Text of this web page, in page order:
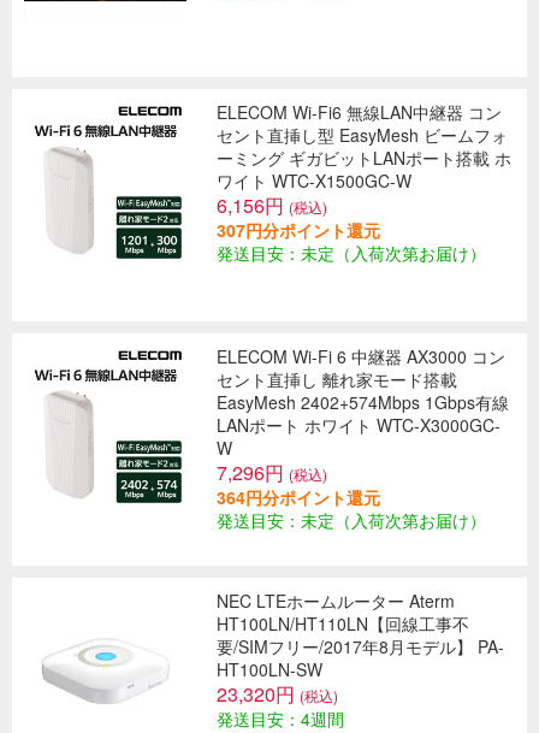
ELECOM Wi-Fi6 無線LAN中継器 コン
セント直挿し型 EasyMesh ビームフォ
ーミング ギガビットLANポート搭載 ホ
ワイト WTC-X1500GC-W
6,156円 (税込)
307円分ポイント還元
発送目安：未定（入荷次第お届け）
ELECOM Wi-Fi 6 中継器 AX3000 コン
セント直挿し 離れ家モード搭載
EasyMesh 2402+574Mbps 1Gbps有線
LANポート ホワイト WTC-X3000GC-
W
7,296円 (税込)
364円分ポイント還元
発送目安：未定（入荷次第お届け）
NEC LTEホームルーター Aterm
HT100LN/HT110LN【回線工事不
要/SIMフリー/2017年8月モデル】 PA-
HT100LN-SW
23,320円 (税込)
発送目安：4週間